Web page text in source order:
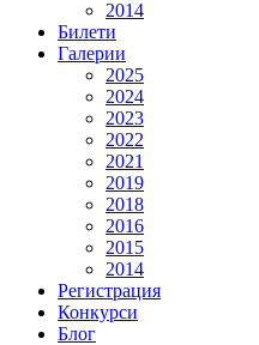
2014
Билети
Галерии
2025
2024
2023
2022
2021
2019
2018
2016
2015
2014
Регистрация
Конкурси
Блог